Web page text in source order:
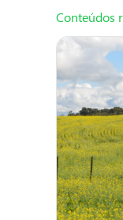
Conteúdos